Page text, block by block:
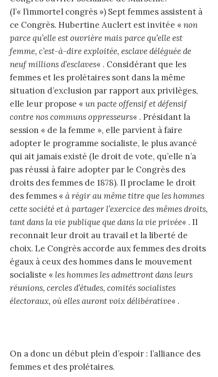
(l’« l’immortel congrès ») Sept femmes assistent à
ce Congrès. Hubertine Auclert est invitée « non
parce qu’elle est ouvrière mais parce qu’elle est
femme, c’est-à-dire exploitée, esclave déléguée de
neuf millions d’esclaves« . Considérant que les
femmes et les prolétaires sont dans la même
situation d’exclusion par rapport aux privilèges,
elle leur propose « un pacte offensif et défensif
contre nos communs oppresseurs« . Présidant la
session « de la femme », elle parvient à faire
adopter le programme socialiste, le plus avancé
qui ait jamais existé (le droit de vote, qu’elle n’a
pas réussi à faire adopter par le Congrès des
droits des femmes de 1878). Il proclame le droit
des femmes « à régir au même titre que les hommes
cette société et à partager l’exercice des mêmes droits,
tant dans la vie publique que dans la vie privée« . Il
reconnait leur droit au travail et la liberté de
choix. Le Congrès accorde aux femmes des droits
égaux à ceux des hommes dans le mouvement
socialiste « les hommes les admettront dans leurs
réunions, cercles d’études, comités socialistes
électoraux, où elles auront voix délibérative« .
On a donc un début plein d’espoir : l’alliance des
femmes et des prolétaires.